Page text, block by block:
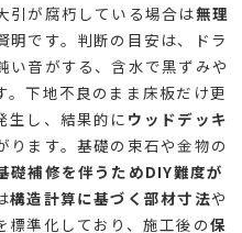
引が腐朽している場合は無理
明です。判断の目安は、ドラ
い音がする、含水で黒ずみや
。下地不良のまま床板だけ更
生し、結果的に ウッドデッキ
ります。基礎の束石や金物の
礎補修を伴うためDIY難度が
構造計算に基づく部材寸法や
標準化しており、施工後の保